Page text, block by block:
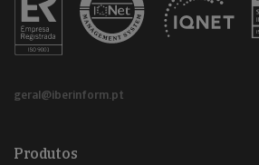
geral@iberinform.pt
Produtos